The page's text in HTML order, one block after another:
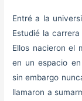
Entré a la
Estudié la
Ellos nacieron el
en un espacio
sin embargo
llamaron a